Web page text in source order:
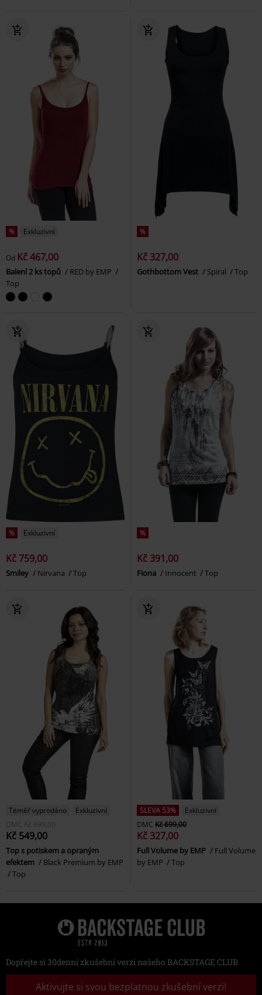
% Exkluzivní
Od Kč 467,00
Balení 2 ks topů
RED by EMP
Top
%
Kč 327,00
Gothbottom Vest Spiral Top
% Exkluzivní
Kč 759,00
Smiley Nirvana Top
%
Kč 391,00
Fiona Innocent Top
Téměř vyprodáno
Exkluzivní
DMC
Kč 899,00
Kč 549,00
Top s potiskem a opraným
efektem
Black Premium by EMP
Top
SLEVA 53%
Exkluzivní
DMC Kč 699,00
Kč 327,00
Full Volume by EMP
Full Volume
by EMP
Top
Dopřejte si 30denní zkušební verzi našeho BACKSTAGE CLUB
Aktivujte si svou bezplatnou zkušební verzi!